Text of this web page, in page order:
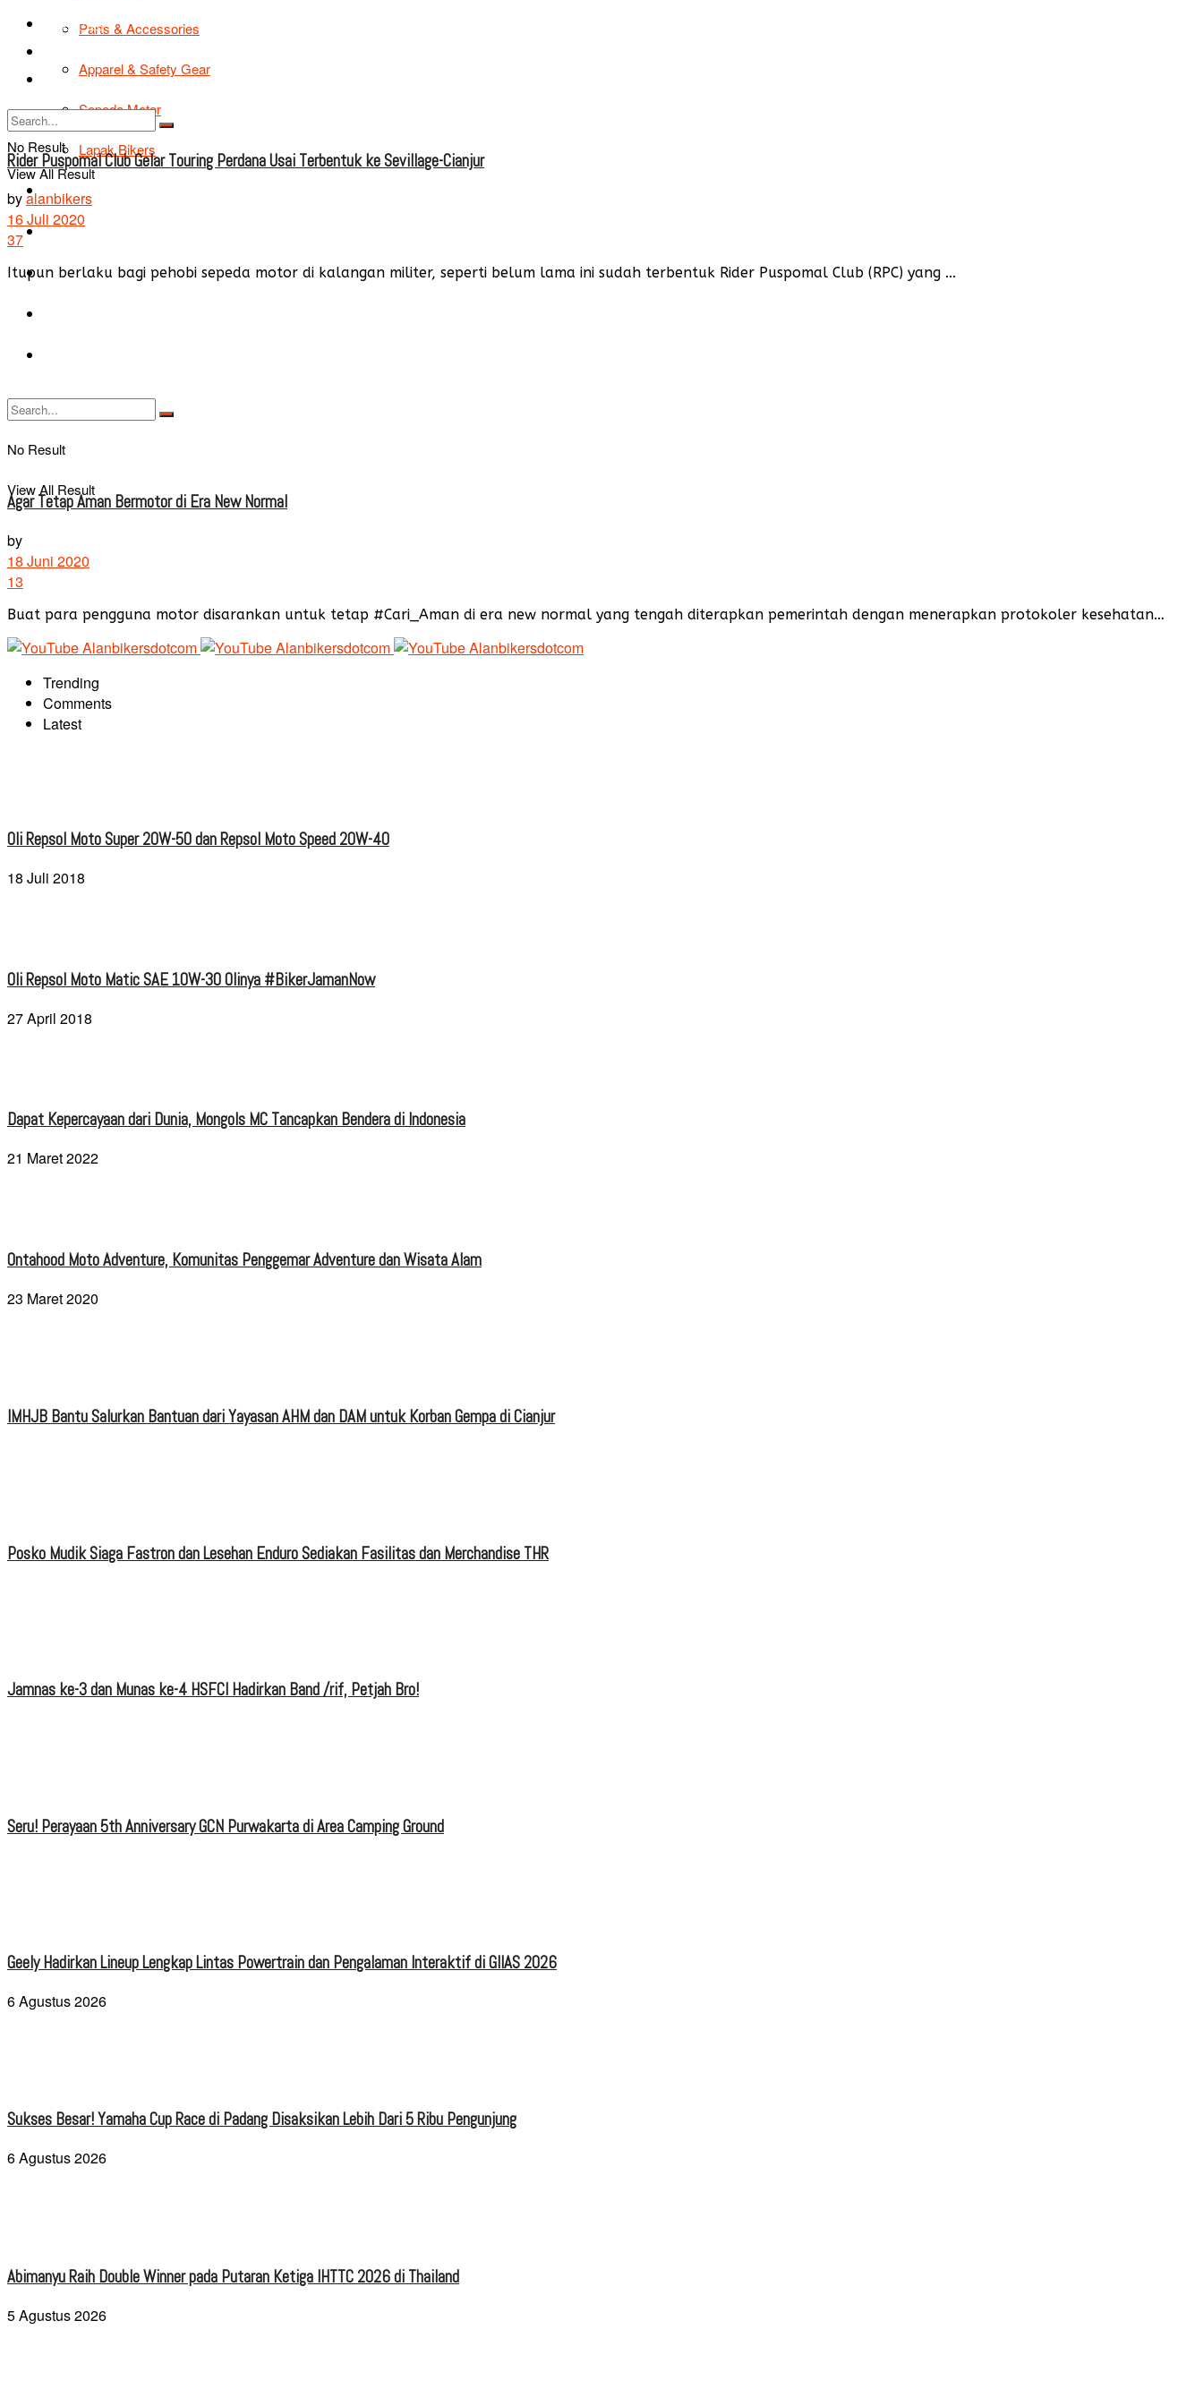
Parts & Accessories
Apparel & Safety Gear
Sepeda Motor
Lapak Bikers
Agenda
Road Safety
TIPS & TRIK
No Result
View All Result
TIPS & TRIK
Tentang Kami
No Result
View All Result
Rider Puspomal Club Gelar Touring Perdana Usai Terbentuk ke Sevillage-Cianjur
byalanbikers
16 Juli 2020
37
Itupun berlaku bagi pehobi sepeda motor di kalangan militer, seperti belum lama ini sudah terbentuk Rider Puspomal Club (RPC) yang ...
Agar Tetap Aman Bermotor di Era New Normal
by
18 Juni 2020
13
Buat para pengguna motor disarankan untuk tetap #Cari_Aman di era new normal yang tengah diterapkan pemerintah dengan menerapkan protokoler kesehatan…
Trending
Comments
Latest
Oli Repsol Moto Super 20W-50 dan Repsol Moto Speed 20W-40
18 Juli 2018
Oli Repsol Moto Matic SAE 10W-30 Olinya #BikerJamanNow
27 April 2018
Dapat Kepercayaan dari Dunia, Mongols MC Tancapkan Bendera di Indonesia
21 Maret 2022
Ontahood Moto Adventure, Komunitas Penggemar Adventure dan Wisata Alam
23 Maret 2020
IMHJB Bantu Salurkan Bantuan dari Yayasan AHM dan DAM untuk Korban Gempa di Cianjur
Posko Mudik Siaga Fastron dan Lesehan Enduro Sediakan Fasilitas dan Merchandise THR
Jamnas ke-3 dan Munas ke-4 HSFCI Hadirkan Band /rif, Petjah Bro!
Seru! Perayaan 5th Anniversary GCN Purwakarta di Area Camping Ground
Geely Hadirkan Lineup Lengkap Lintas Powertrain dan Pengalaman Interaktif di GIIAS 2026
6 Agustus 2026
Sukses Besar! Yamaha Cup Race di Padang Disaksikan Lebih Dari 5 Ribu Pengunjung
6 Agustus 2026
Abimanyu Raih Double Winner pada Putaran Ketiga IHTTC 2026 di Thailand
5 Agustus 2026